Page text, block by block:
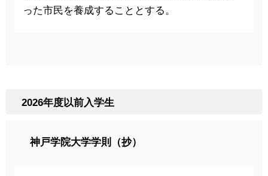
った市民を養成することとする。
2026年度以前入学生
神戸学院大学学則（抄）